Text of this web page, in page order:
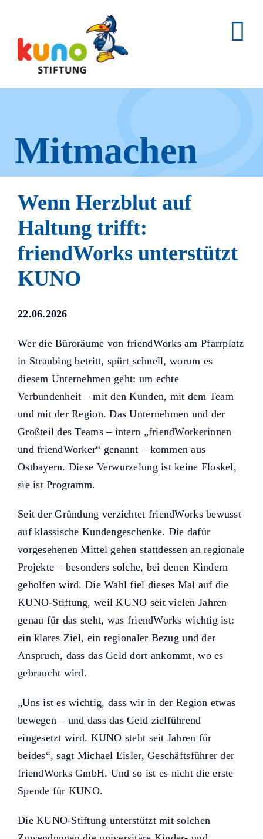
content
Mitmachen
und helfen.
Hier erfahren Sie, wie fleißige
Helfer KUNO bisher unterstützt
haben.
Wenn Herzblut auf
Haltung trifft:
friendWorks unterstützt
KUNO
22.06.2026
Wer die Büroräume von friendWorks am Pfarrplatz
in Straubing betritt, spürt schnell, worum es
diesem Unternehmen geht: um echte
Verbundenheit – mit den Kunden, mit dem Team
und mit der Region. Das Unternehmen und der
Großteil des Teams – intern „friendWorkerinnen
und friendWorker“ genannt – kommen aus
Ostbayern. Diese Verwurzelung ist keine Floskel,
sie ist Programm.
Seit der Gründung verzichtet friendWorks bewusst
auf klassische Kundengeschenke. Die dafür
vorgesehenen Mittel gehen stattdessen an regionale
Projekte – besonders solche, bei denen Kindern
geholfen wird. Die Wahl fiel dieses Mal auf die
KUNO-Stiftung, weil KUNO seit vielen Jahren
genau für das steht, was friendWorks wichtig ist:
ein klares Ziel, ein regionaler Bezug und der
Anspruch, dass das Geld dort ankommt, wo es
gebraucht wird.
„Uns ist es wichtig, dass wir in der Region etwas
bewegen – und dass das Geld zielführend
eingesetzt wird. KUNO steht seit Jahren für
beides“, sagt Michael Eisler, Geschäftsführer der
friendWorks GmbH. Und so ist es nicht die erste
Spende für KUNO.
Die KUNO-Stiftung unterstützt mit solchen